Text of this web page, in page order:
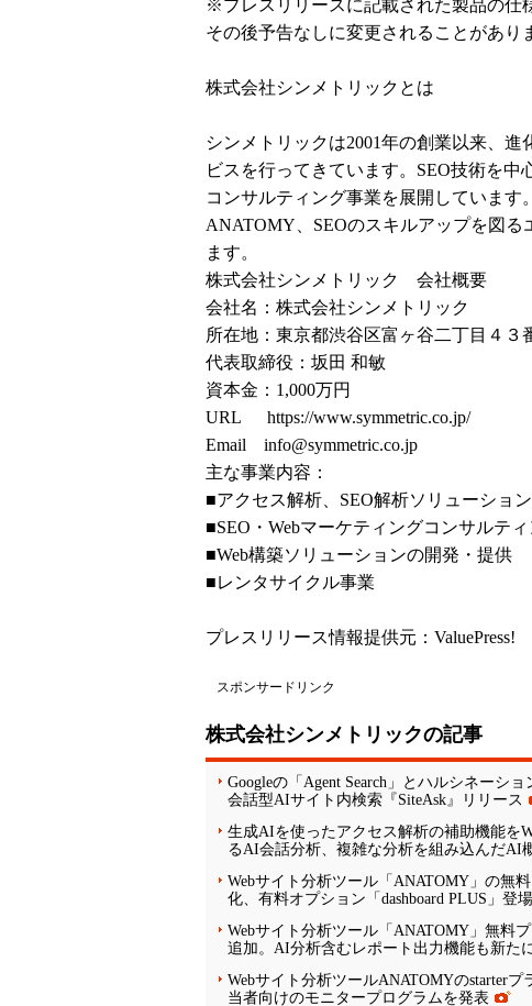
※プレスリリースに記載された製品の仕
その後予告なしに変更されることがあり
株式会社シンメトリックとは
シンメトリックは2001年の創業以来、
ビスを行ってきています。SEO技術を
コンサルティング事業を展開しています
ANATOMY、SEOのスキルアップを図
ます。
株式会社シンメトリック 会社概要
会社名：株式会社シンメトリック
所在地：東京都渋谷区富ヶ谷二丁目４３
代表取締役：坂田 和敏
資本金：1,000万円
URL https://www.symmetric.co.jp/
Email info@symmetric.co.jp
主な事業内容：
■アクセス解析、SEO解析ソリューショ
■SEO・Webマーケティングコンサルテ
■Web構築ソリューションの開発・提供
■レンタサイクル事業
プレスリリース情報提供元： ValuePress!
スポンサードリンク
株式会社シンメトリックの記事
Googleの「Agent Search」とハルシネーシ
会話型AIサイト内検索『SiteAsk』リリース
生成AIを使ったアクセス解析の補助機能を
るAI会話分析、複雑な分析を組み込んだAI
Webサイト分析ツール「ANATOMY」の無
化、有料オプション「dashboard PLUS」登場
Webサイト分析ツール「ANATOMY」無料
追加。AI分析含むレポート出力機能も新た
Webサイト分析ツールANATOMYのstarter
当者向けのモニタープログラムを発表